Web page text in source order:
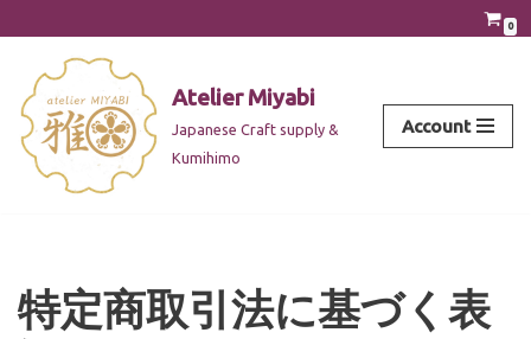
to
content
0
Atelier Miyabi
Japanese Craft supply &
Kumihimo
Account
特定商取引法に基づく表